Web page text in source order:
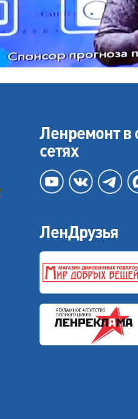
Ленремонт в
сетях
ЛенДрузья